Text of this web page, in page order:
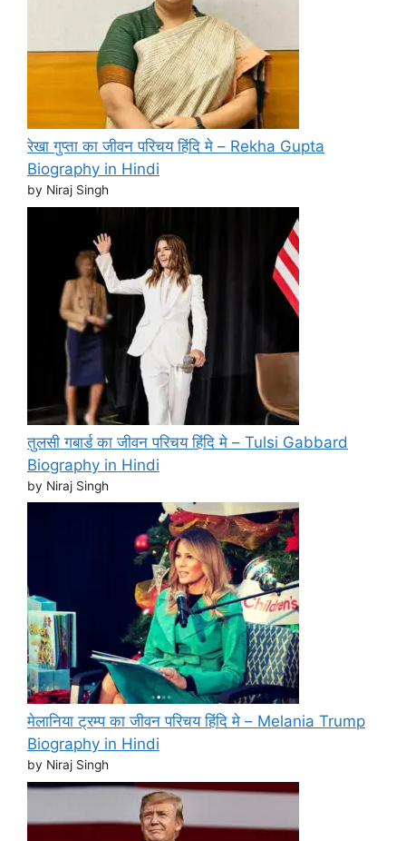
रेखा गुप्ता का जीवन परिचय हिंदि मे – Rekha Gupta
Biography in Hindi
by Niraj Singh
तुलसी गबार्ड का जीवन परिचय हिंदि मे – Tulsi Gabbard
Biography in Hindi
by Niraj Singh
मेलानिया ट्रम्प का जीवन परिचय हिंदि मे – Melania Trump
Biography in Hindi
by Niraj Singh